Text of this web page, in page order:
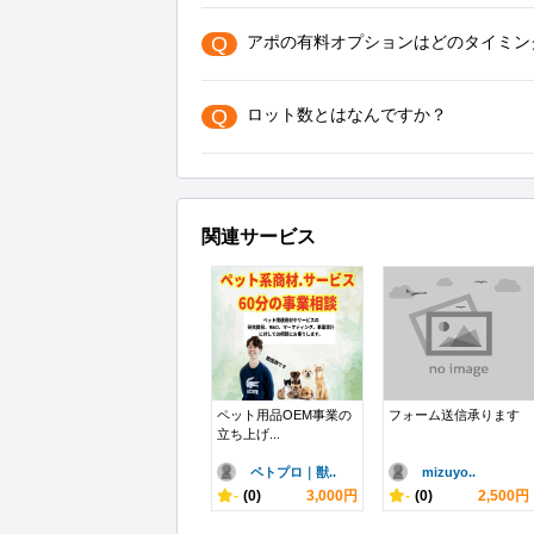
Q アポの有料オプションはどのタイミ
Q ロット数とはなんですか？
関連サービス
ペット用品OEM事業の
立ち上げ...
ペトプロ｜獣..
- (0) 3,000円
フォーム送信承ります
mizuyo..
- (0) 2,500円